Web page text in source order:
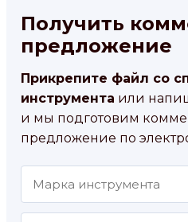
Получить
предложение
Прикрепите файл со
инструмента или
и мы подготовим
предложение по